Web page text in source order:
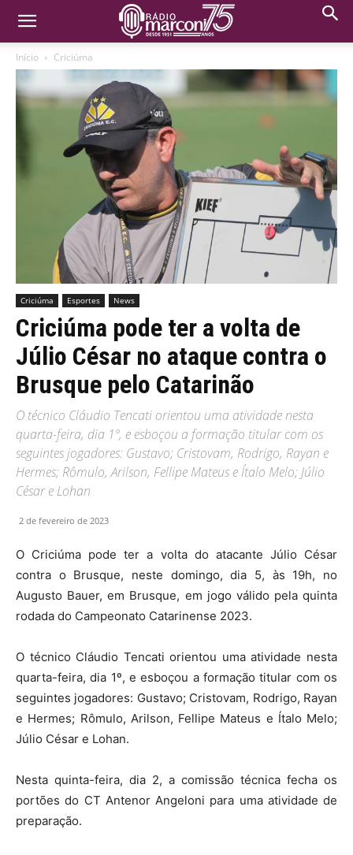
Início Criciúma
Criciúma Esportes News
Criciúma pode ter a volta de
Júlio César no ataque contra o
Brusque pelo Catarinão
O técnico Cláudio Tencati orientou uma atividade nesta
quarta-feira, dia 1º, e esboçou a formação titular com os
seguintes jogadores: Gustavo; Cristovam, Rodrigo, Rayan e
Hermes; Rômulo, Arilson, Fellipe Mateus e Ítalo Melo; Júlio
César e Lohan
2 de fevereiro de 2023
O Criciúma pode ter a volta do atacante Júlio César
contra o Brusque, neste domingo, dia 5, às 19h, no
Augusto Bauer, em Brusque, em jogo válido pela quinta
rodada do Campeonato Catarinense 2023.
O técnico Cláudio Tencati orientou uma atividade nesta
quarta-feira, dia 1º, e esboçou a formação titular com os
seguintes jogadores: Gustavo; Cristovam, Rodrigo, Rayan
e Hermes; Rômulo, Arilson, Fellipe Mateus e Ítalo Melo;
Júlio César e Lohan.
Nesta quinta-feira, dia 2, a comissão técnica fecha os
portões do CT Antenor Angeloni para uma atividade de
preparação.